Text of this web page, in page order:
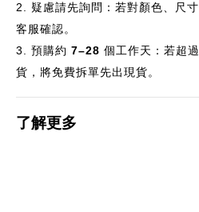
2.
疑慮請先詢問：若對顏色、尺
客服確認。
3.
預購約 7–28 個工作天：若超過
貨，將免費拆單先出現貨。
了解更多